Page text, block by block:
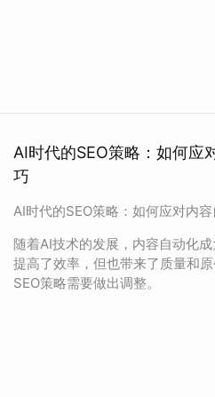
AI时代的SEO策略：如何应
巧
AI时代的SEO策略：如何应对内
随着AI技术的发展，内容自动化
提高了效率，但也带来了质量和
SEO策略需要做出调整。